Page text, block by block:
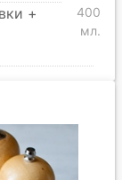
+
400
мл.